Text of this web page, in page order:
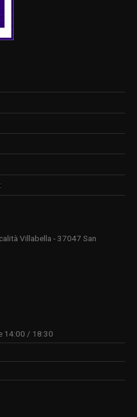
Villabella - 37047 San
14:00 / 18:30